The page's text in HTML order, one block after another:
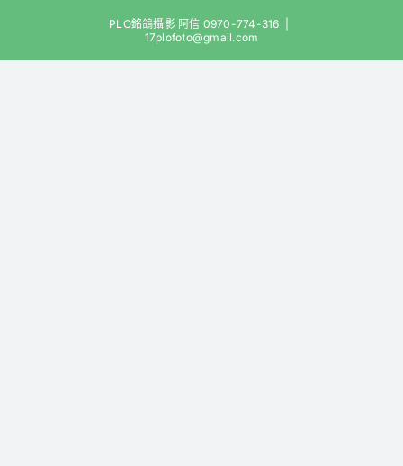
content
PLO銘鴿攝影 阿信 0970-774-316
17plofoto@gmail.com